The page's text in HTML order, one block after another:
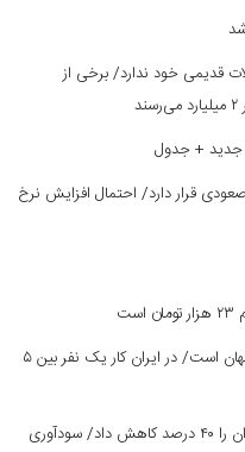
قدیمی خود ندارد/ برخی از
جدید + جدول
قرار دارد/ احتمال افزایش نرخ
تعداد کارمندان در ایران ۳ برابر استاندارد جهان است/ در ایران کار یک نفر بین ۵
تعرفه ۳۰ درصدی عراق صادرات میلگرد ایران را ۴۰ درصد کاهش داد/ سودآوری